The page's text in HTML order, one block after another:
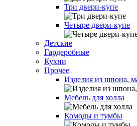
Три двери-купе
Четыре двери-купе
Детские
Гардеробные
Кухни
Прочее
Изделия из шпона,
Мебель для холла
Комоды и тумбы